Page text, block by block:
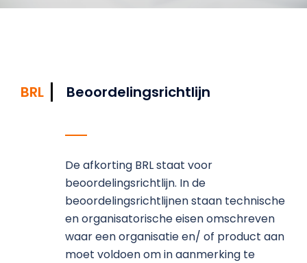
BRL Beoordelingsrichtlijn
De afkorting BRL staat voor
beoordelingsrichtlijn. In de
beoordelingsrichtlijnen staan technische
en organisatorische eisen omschreven
waar een organisatie en/ of product aan
moet voldoen om in aanmerking te